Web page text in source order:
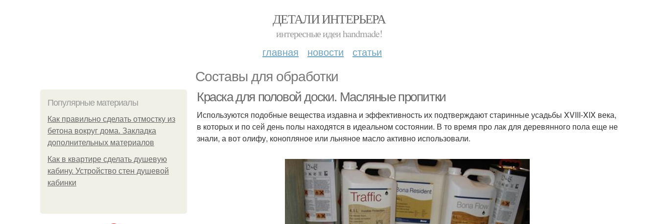
ДЕТАЛИ ИНТЕРЬЕРА
интересные идеи handmade!
главная новости статьи
Составы для обработки
Популярные материалы
Как правильно сделать отмостку из
бетона вокруг дома. Закладка
дополнительных материалов
Как в квартире сделать душевую
кабину. Устройство стен душевой
кабинки
Краска для половой доски. Масляные пропитки
Используются подобные вещества издавна и эффективность их подтверждают старинные усадьбы XVIII-XIX века,
в которых и по сей день полы находятся в идеальном состоянии. В то время про лак для деревянного пола еще не
знали, а вот олифу, конопляное или льняное масло активно использовали.